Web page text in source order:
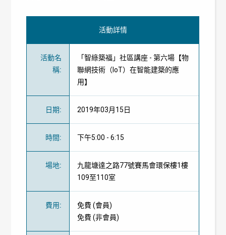
活動詳情
活動名
稱:
「智綠築福」社區講座 - 第六場【物
聯網技術（IoT）在智能建築的應
用】
日期: 2019年03月15日
時間: 下午5:00 - 6:15
場地:
九龍塘達之路77號賽馬會環保樓1樓
109至110室
費用: 免費 (會員)
免費 (非會員)